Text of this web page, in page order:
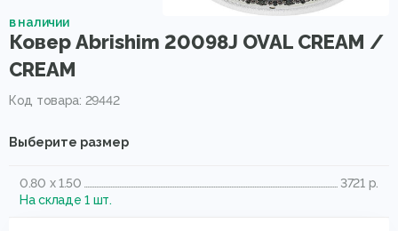
в наличии
Ковер Abrishim 20098J OVAL CREAM /
CREAM
Код товара: 29442
Выберите размер
0.80 x 1.50
3721 р.
На складе 1 шт.